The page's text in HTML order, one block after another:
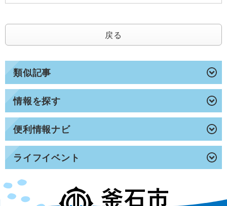
類似記事
情報を探す
便利情報ナビ
ライフイベント
戻る